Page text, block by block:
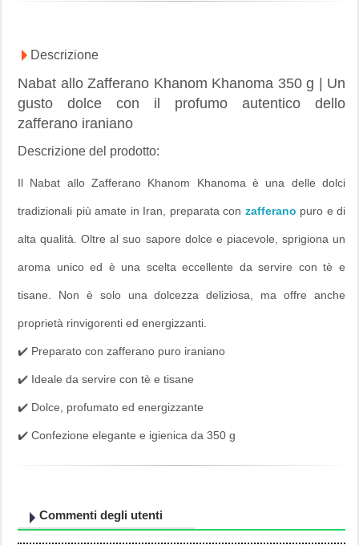
Descrizione
Nabat allo Zafferano Khanom Khanoma 350 g | Un
gusto dolce con il profumo autentico dello
zafferano iraniano
Descrizione del prodotto:
Il Nabat allo Zafferano Khanom Khanoma è una delle dolci
tradizionali più amate in Iran, preparata con zafferano puro e di
alta qualità. Oltre al suo sapore dolce e piacevole, sprigiona un
aroma unico ed è una scelta eccellente da servire con tè e
tisane. Non è solo una dolcezza deliziosa, ma offre anche
proprietà rinvigorenti ed energizzanti.
✔️ Preparato con zafferano puro iraniano
✔️ Ideale da servire con tè e tisane
✔️ Dolce, profumato ed energizzante
✔️ Confezione elegante e igienica da 350 g
Commenti degli utenti